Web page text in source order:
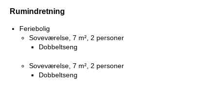
Rumindretning
Feriebolig
Soveværelse, 7 m², 2 personer
Dobbeltseng
Soveværelse, 7 m², 2 personer
Dobbeltseng